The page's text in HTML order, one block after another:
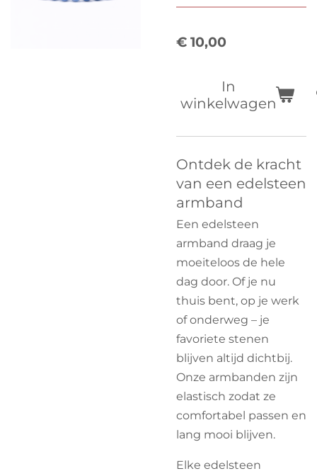
€ 10,00
In
winkelwagen
Ontdek de kracht
van een edelsteen
armband
Een edelsteen
armband draag je
moeiteloos de hele
dag door. Of je nu
thuis bent, op je werk
of onderweg – je
favoriete stenen
blijven altijd dichtbij.
Onze armbanden zijn
elastisch zodat ze
comfortabel passen en
lang mooi blijven.
Elke edelsteen